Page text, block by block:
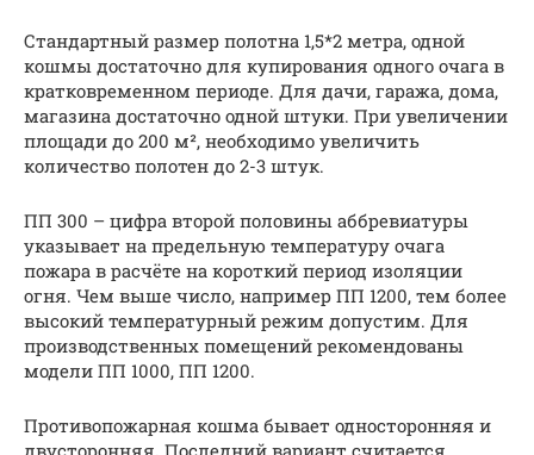
Стандартный размер полотна 1,5*2 метра, одной
кошмы достаточно для купирования одного очага в
кратковременном периоде. Для дачи, гаража, дома,
магазина достаточно одной штуки. При увеличении
площади до 200 м², необходимо увеличить
количество полотен до 2-3 штук.
ПП 300 – цифра второй половины аббревиатуры
указывает на предельную температуру очага
пожара в расчёте на короткий период изоляции
огня. Чем выше число, например ПП 1200, тем более
высокий температурный режим допустим. Для
производственных помещений рекомендованы
модели ПП 1000, ПП 1200.
Противопожарная кошма бывает односторонняя и